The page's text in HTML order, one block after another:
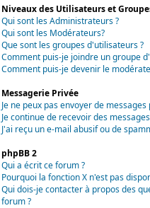
Niveaux des Utilisateurs et
Qui sont les Administrateurs ?
Qui sont les Modérateurs?
Que sont les groupes d'utilisateurs ?
Comment puis-je joindre un groupe
Comment puis-je devenir le
Messagerie Privée
Je ne peux pas envoyer de messages
Je continue de recevoir des
J'ai reçu un e-mail abusif ou de
phpBB 2
Qui a écrit ce forum ?
Pourquoi la fonction X n'est pas
Qui dois-je contacter à propos des
forum ?